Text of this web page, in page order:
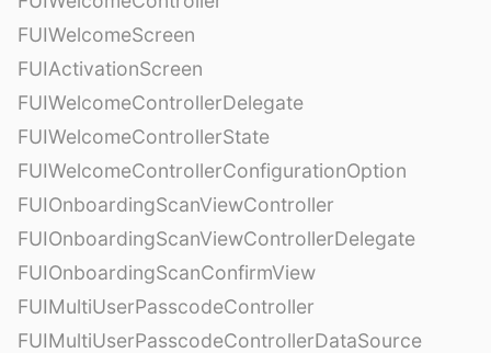
FUIWelcomeScreen
FUIActivationScreen
FUIWelcomeControllerDelegate
FUIWelcomeControllerState
FUIWelcomeControllerConfigurationOption
FUIOnboardingScanViewController
FUIOnboardingScanViewControllerDelegate
FUIOnboardingScanConfirmView
FUIMultiUserPasscodeController
FUIMultiUserPasscodeControllerDataSource